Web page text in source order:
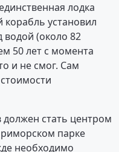
лодка
корабль установил
водой (около 82
50 лет с момента
и не смог. Сам
стать центром
парке
необходимо